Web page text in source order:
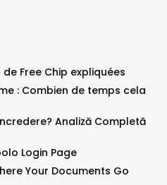
Free Chip expliquées
: Combien de temps cela
Analiză Completă
Login Page
Your Documents Go